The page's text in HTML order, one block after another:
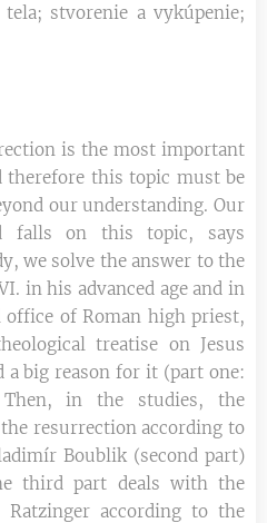
tela; stvorenie a vykúpenie;
is the most important
this topic must be
our understanding. Our
falls on this topic, says
we solve the answer to the
in his advanced age and in
office of Roman high priest,
treatise on Jesus
a big reason for it (part one:
in the studies, the
resurrection according to
Boublik (second part)
third part deals with the
according to the